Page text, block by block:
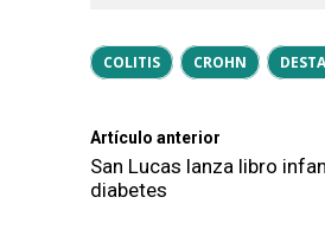
COLITIS CROHN
Artículo anterior
San Lucas lanza libro
diabetes